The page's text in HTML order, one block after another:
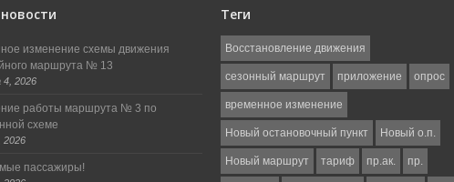
изменение схемы движения
маршрута № 13
4, 2026
работы маршрута № 3 по
схеме
2026
пассажиры!
Теги
Восстановление движения
сезонный маршрут приложение опрос
временное изменение
Новый остановочный пункт Новый о.п.
Новый маршрут тариф пр.ак. пр.